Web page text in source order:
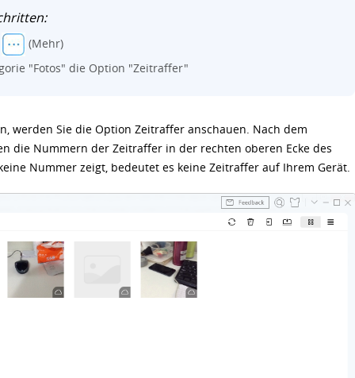
(Mehr)
"Fotos" die Option "Zeitraffer"
werden Sie die Option Zeitraffer anschauen. Nach dem
die Nummern der Zeitraffer in der rechten oberen Ecke des
Nummer zeigt, bedeutet es keine Zeitraffer auf Ihrem Gerät.